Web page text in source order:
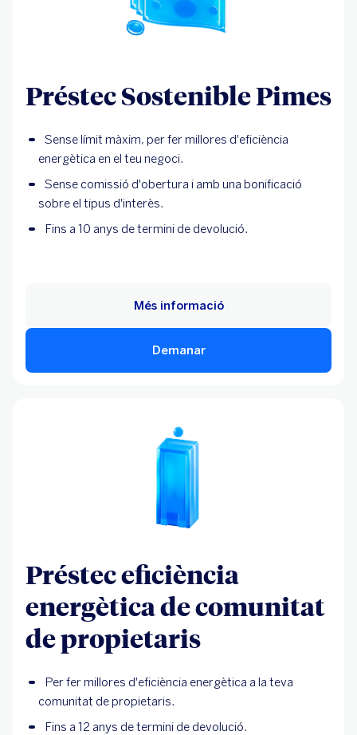
Préstec Sostenible Pimes
Sense límit màxim, per fer millores d'eficiència
energètica en el teu negoci.
Sense comissió d'obertura i amb una bonificació
sobre el tipus d'interès.
Fins a 10 anys de termini de devolució.
Demanar
Més informació
Préstec eficiència
energètica de comunitat
de propietaris
Per fer millores d'eficiència energètica a la teva
comunitat de propietaris.
Fins a 12 anys de termini de devolució.